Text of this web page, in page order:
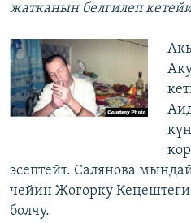
жатканын белгилеп
эсептейт. Салянова
чейин Жогорку Кеңештеги
болчу.